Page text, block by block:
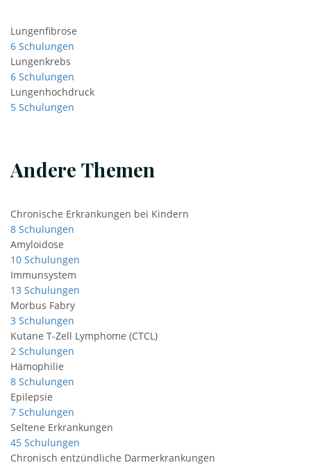
Lungenfibrose
6 Schulungen
Lungenkrebs
6 Schulungen
Lungenhochdruck
5 Schulungen
Andere Themen
Chronische Erkrankungen bei Kindern
8 Schulungen
Amyloidose
10 Schulungen
Immunsystem
13 Schulungen
Morbus Fabry
3 Schulungen
Kutane T-Zell Lymphome (CTCL)
2 Schulungen
Hämophilie
8 Schulungen
Epilepsie
7 Schulungen
Seltene Erkrankungen
45 Schulungen
Chronisch entzündliche Darmerkrankungen